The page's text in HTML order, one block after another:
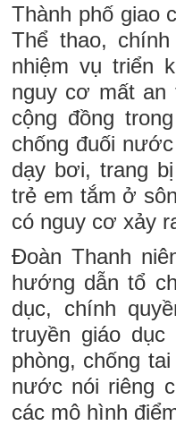
Thành phố giao
Thể thao,
nhiệm vụ triển
nguy cơ mất an
cộng đồng
chống đuối
dạy bơi, trang
trẻ em tắm ở
có nguy cơ xảy
Đoàn Thanh
hướng dẫn tổ
dục, chính
truyền giáo
phòng, chống
nước nói riêng
các mô hình